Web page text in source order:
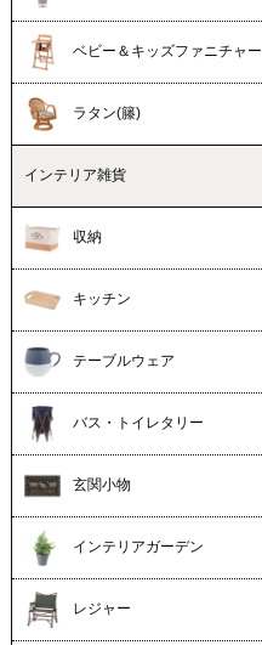
ベビー＆キッズファニチャー
ラタン(籐)
インテリア雑貨
収納
キッチン
テーブルウェア
バス・トイレタリー
玄関小物
インテリアガーデン
レジャー